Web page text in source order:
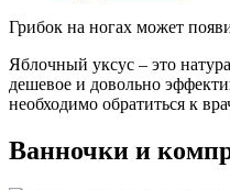
Грибок на ногах может
Яблочный уксус – это
дешевое и довольно
необходимо обратиться к
Ванночки и